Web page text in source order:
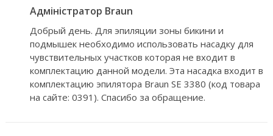
Адміністратор Braun
Добрый день. Для эпиляции зоны бикини и
подмышек необходимо использовать насадку для
чувствительных участков которая не входит в
комплектацию данной модели. Эта насадка входит в
комплектацию эпилятора Braun SE 3380 (код товара
на сайте: 0391). Спасибо за обращение.